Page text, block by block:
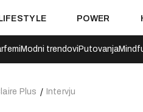
LIFESTYLE POWER
Modni trendovi Putovanja
Plus Intervju